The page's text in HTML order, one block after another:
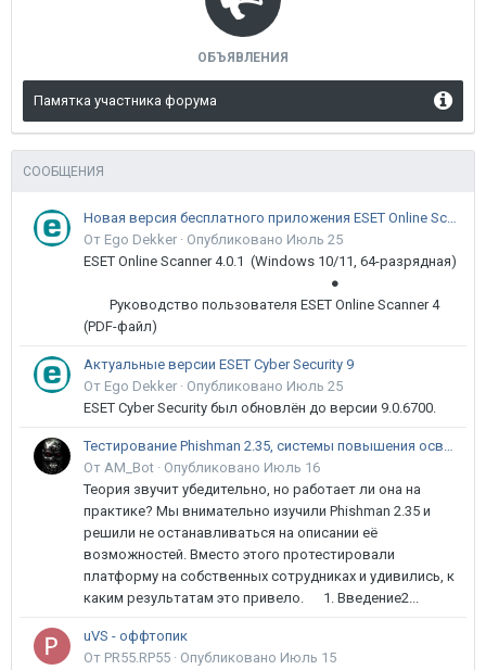
ОБЪЯВЛЕНИЯ
Памятка участника форума
СООБЩЕНИЯ
Новая версия бесплатного приложения ESET Online Scanner доступна пользователям
От Ego Dekker · Опубликовано Июль 25
ESET Online Scanner 4.0.1 (Windows 10/11, 64-разрядная)
●
Руководство пользователя ESET Online Scanner 4
(PDF-файл)
Актуальные версии ESET Cyber Security 9
От Ego Dekker · Опубликовано Июль 25
ESET Cyber Security был обновлён до версии 9.0.6700.
Тестирование Phishman 2.35, системы повышения осведомлённости пользователей в сфере ИБ
От AM_Bot · Опубликовано Июль 16
Теория звучит убедительно, но работает ли она на
практике? Мы внимательно изучили Phishman 2.35 и
решили не останавливаться на описании её
возможностей. Вместо этого протестировали
платформу на собственных сотрудниках и удивились, к
каким результатам это привело. 1. Введение2...
uVS - оффтопик
От PR55.RP55 · Опубликовано Июль 15